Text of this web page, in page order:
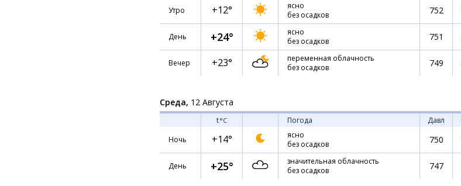
Утро +12°
ясно
без осадков
752
День +24°
ясно
без осадков
751
Вечер +23°
переменная облачность
без осадков
749
Среда, 12 Августа
t°C Погода Давл
Ночь
+14°
ясно
без осадков
750
День +25°
значительная облачность
без осадков
747